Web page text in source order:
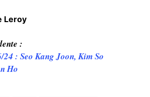
Leroy
:
24 : Seo Kang Joon, Kim So
Ho